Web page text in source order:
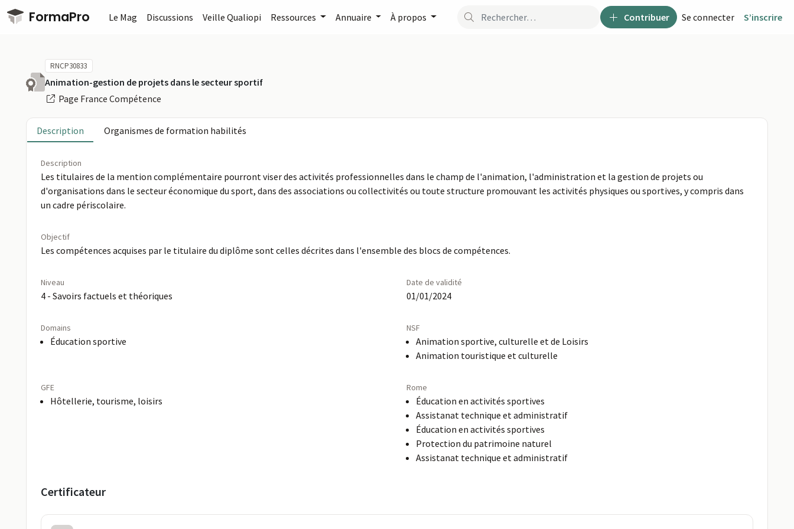
Passer au contenu principal
FormaPro Contribuer Se connecter S’inscrire
Le Mag Discussions Veille Qualiopi Ressources Annuaire À propos
RNCP30833
Animation-gestion de projets dans le secteur sportif
Page France Compétence
Description Organismes de formation habilités
Description
Les titulaires de la mention complémentaire pourront viser des activités professionnelles dans le champ de l'animation, l'administration et la gestion de projets ou
d'organisations dans le secteur économique du sport, dans des associations ou collectivités ou toute structure promouvant les activités physiques ou sportives, y compris dans
un cadre périscolaire.
Objectif
Les compétences acquises par le titulaire du diplôme sont celles décrites dans l'ensemble des blocs de compétences.
Niveau
4 - Savoirs factuels et théoriques
Date de validité
01/01/2024
Domains
Éducation sportive
NSF
Animation sportive, culturelle et de Loisirs
Animation touristique et culturelle
GFE
Hôtellerie, tourisme, loisirs
Rome
Éducation en activités sportives
Assistanat technique et administratif
Éducation en activités sportives
Protection du patrimoine naturel
Assistanat technique et administratif
Certificateur